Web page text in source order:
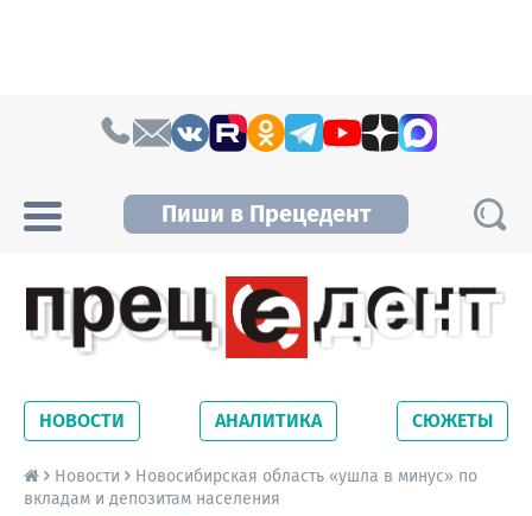
Пиши в Прецедент
Новосибирской области. Читайте свежие
новости на сайте сетевого издания
Precedent.
НОВОСТИ АНАЛИТИКА СЮЖЕТЫ
Новости
Новосибирская область «ушла в минус» по
вкладам и депозитам населения